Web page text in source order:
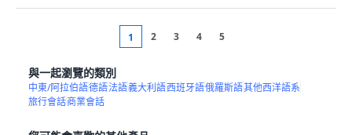
1 2 3 4 5
與一起瀏覽的類別
中東/阿拉伯語德語法語義大利語西班牙語俄羅斯語其他西洋語系
旅行會話商業會話